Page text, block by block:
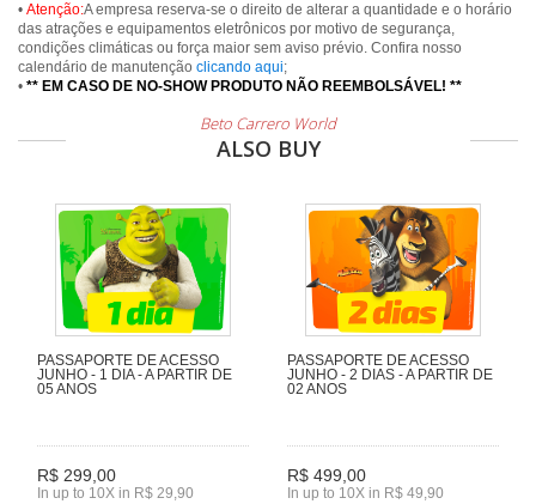
• Atenção:A empresa reserva-se o direito de alterar a quantidade e o horário
das atrações e equipamentos eletrônicos por motivo de segurança,
condições climáticas ou força maior sem aviso prévio. Confira nosso
calendário de manutenção clicando aqui;
• ** EM CASO DE NO-SHOW PRODUTO NÃO REEMBOLSÁVEL! **
Beto Carrero World
ALSO BUY
PASSAPORTE DE ACESSO
JUNHO - 1 DIA - A PARTIR DE
05 ANOS
R$ 299,00
In up to 10X in R$ 29,90
PASSAPORTE DE ACESSO
JUNHO - 2 DIAS - A PARTIR DE
02 ANOS
R$ 499,00
In up to 10X in R$ 49,90